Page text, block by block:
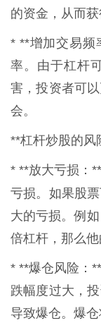
的资金，从而获
* **增加交易频
率。由于杠杆
害，投资者可
会。
**杠杆炒股的风
* **放大亏损：
亏损。如果股票
大的亏损。例
倍杠杆，那么他
* **爆仓风险：
跌幅度过大，
导致爆仓。爆仓